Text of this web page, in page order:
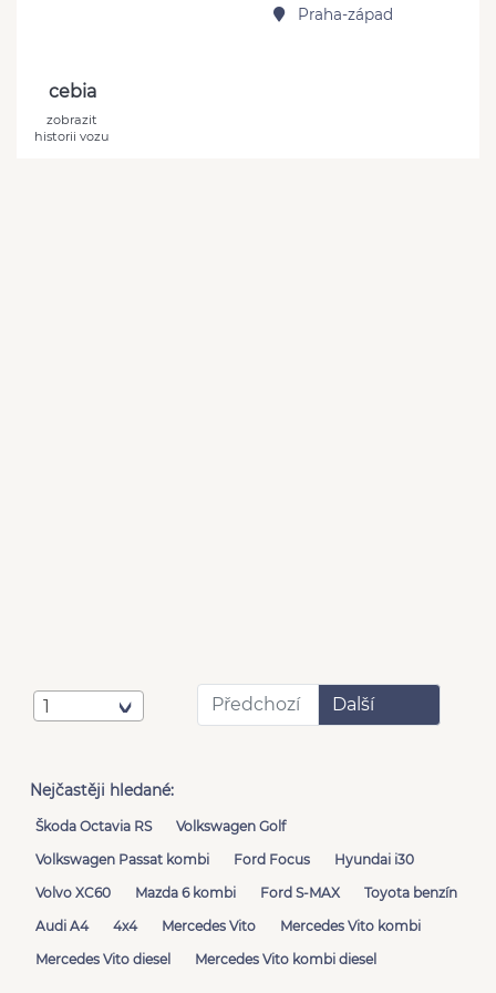
Praha-západ
cebia
zobrazit
historii vozu
1 Předchozí Další
Nejčastěji hledané:
Škoda Octavia RS
Volkswagen Golf
Volkswagen Passat kombi
Ford Focus
Hyundai i30
Volvo XC60
Mazda 6 kombi Ford S-MAX
Toyota benzín
Audi A4
4x4 Mercedes Vito
Mercedes Vito kombi
Mercedes Vito diesel
Mercedes Vito kombi diesel